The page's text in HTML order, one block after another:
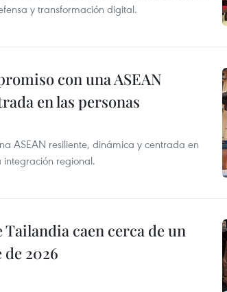
y transformación digital.
con una ASEAN
en las personas
ASEAN resiliente, dinámica y centrada en
integración regional.
caen cerca de un
2026